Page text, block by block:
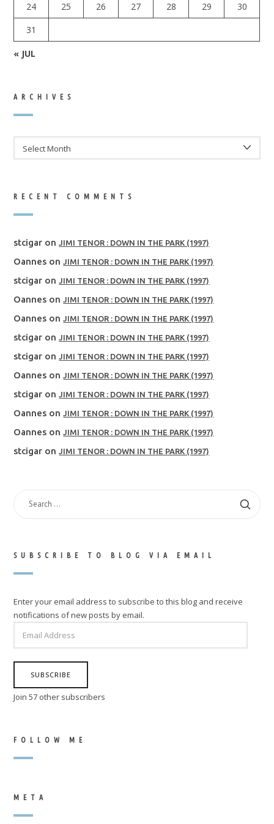
24
25 26 27 28 29
30
31
« JUL
ARCHIVES
RECENT COMMENTS
stcigar onJIMI TENOR : DOWN IN THE PARK (1997)
Oannes onJIMI TENOR : DOWN IN THE PARK (1997)
stcigar onJIMI TENOR : DOWN IN THE PARK (1997)
Oannes onJIMI TENOR : DOWN IN THE PARK (1997)
Oannes onJIMI TENOR : DOWN IN THE PARK (1997)
stcigar onJIMI TENOR : DOWN IN THE PARK (1997)
stcigar onJIMI TENOR : DOWN IN THE PARK (1997)
Oannes onJIMI TENOR : DOWN IN THE PARK (1997)
stcigar onJIMI TENOR : DOWN IN THE PARK (1997)
Oannes onJIMI TENOR : DOWN IN THE PARK (1997)
Oannes onJIMI TENOR : DOWN IN THE PARK (1997)
stcigar onJIMI TENOR : DOWN IN THE PARK (1997)
SEARCH
FOR:
SUBSCRIBE TO BLOG VIA EMAIL
Enter your email address to subscribe to this blog and receive
notifications of new posts by email.
ADDRESS
SUBSCRIBE
Join 57 other subscribers
FOLLOW ME
META